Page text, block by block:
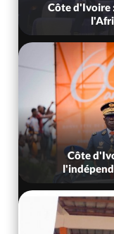
Côte d'Ivoire
Côte